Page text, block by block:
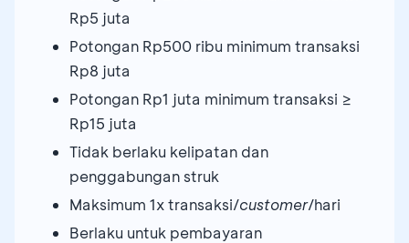
Rp5 juta
Potongan Rp500 ribu minimum transaksi
Rp8 juta
Potongan Rp1 juta minimum transaksi ≥
Rp15 juta
Tidak berlaku kelipatan dan
penggabungan struk
Maksimum 1x transaksi/customer/hari
Berlaku untuk pembayaran